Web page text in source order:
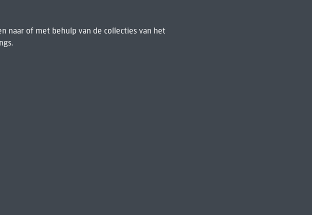
naar of met behulp van de collecties van het